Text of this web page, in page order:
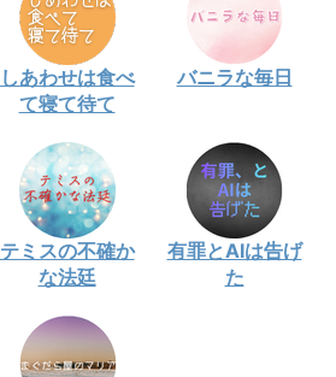
しあわせは食べ
て寝て待て
バニラな毎日
テミスの不確か
な法廷
有罪とAIは告げ
た